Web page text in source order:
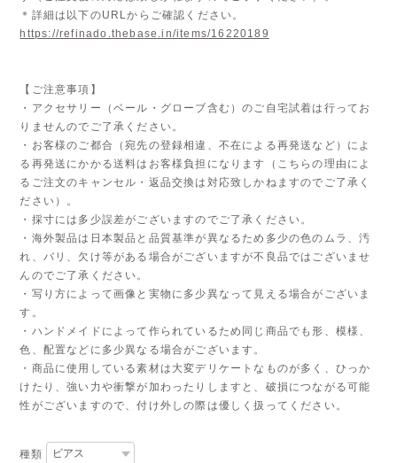
＊詳細は以下のURLからご確認ください。
https://refinado.thebase.in/items/16220189
【ご注意事項】
・アクセサリー（ベール・グローブ含む）のご自宅試着は行ってお
りませんのでご了承ください。
・お客様のご都合（宛先の登録相違、不在による再発送など）によ
る再発送にかかる送料はお客様負担になります（こちらの理由によ
るご注文のキャンセル・返品交換は対応致しかねますのでご了承く
ださい）。
・採寸には多少誤差がございますのでご了承ください。
・海外製品は日本製品と品質基準が異なるため多少の色のムラ、汚
れ、バリ、欠け等がある場合がございますが不良品ではございませ
んのでご了承ください。
・写り方によって画像と実物に多少異なって見える場合がございま
す。
・ハンドメイドによって作られているため同じ商品でも形、模様、
色、配置などに多少異なる場合がございます。
・商品に使用している素材は大変デリケートなものが多く、ひっか
けたり、強い力や衝撃が加わったりしますと、破損につながる可能
性がございますので、付け外しの際は優しく扱ってください。
種類